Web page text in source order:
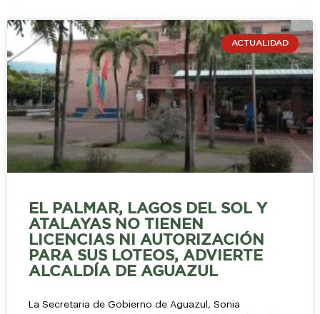
ACTUALIDAD
EL PALMAR, LAGOS DEL SOL Y
ATALAYAS NO TIENEN
LICENCIAS NI AUTORIZACIÓN
PARA SUS LOTEOS, ADVIERTE
ALCALDÍA DE AGUAZUL
La Secretaria de Gobierno de Aguazul, Sonia